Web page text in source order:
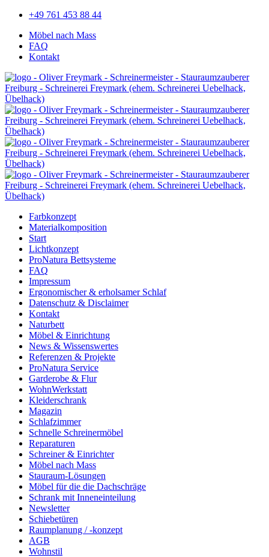
+49 761 453 88 44
Möbel nach Mass
FAQ
Kontakt
Farbkonzept
Materialkomposition
Start
Lichtkonzept
ProNatura Bettsysteme
FAQ
Impressum
Ergonomischer & erholsamer Schlaf
Datenschutz & Disclaimer
Kontakt
Naturbett
Möbel & Einrichtung
News & Wissenswertes
Referenzen & Projekte
ProNatura Service
Garderobe & Flur
WohnWerkstatt
Kleiderschrank
Magazin
Schlafzimmer
Schnelle Schreinermöbel
Reparaturen
Schreiner & Einrichter
Möbel nach Mass
Stauraum-Lösungen
Möbel für die die Dachschräge
Schrank mit Inneneinteilung
Newsletter
Schiebetüren
Raumplanung / -konzept
AGB
Wohnstil